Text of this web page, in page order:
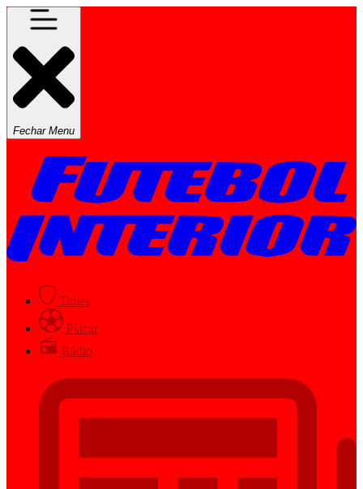
Fechar Menu
Times
Placar
Rádio